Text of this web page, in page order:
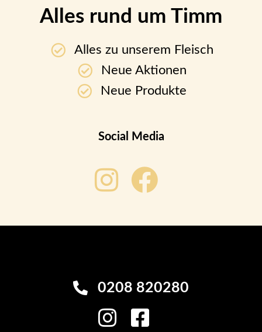
Alles rund um Timm
Alles zu unserem Fleisch
Neue Aktionen
Neue Produkte
Social Media
0208 820280